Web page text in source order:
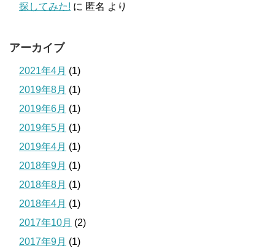
探してみた! に 匿名 より
アーカイブ
2021年4月 (1)
2019年8月 (1)
2019年6月 (1)
2019年5月 (1)
2019年4月 (1)
2018年9月 (1)
2018年8月 (1)
2018年4月 (1)
2017年10月 (2)
2017年9月 (1)